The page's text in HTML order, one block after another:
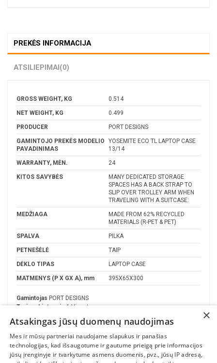
PREKĖS INFORMACIJA
ATSILIEPIMAI(0)
GROSS WEIGHT, KG 0.514
NET WEIGHT, KG 0.499
PRODUCER PORT DESIGNS
GAMINTOJO PREKĖS MODELIO
PAVADINIMAS
YOSEMITE ECO TL LAPTOP CASE
13/14
WARRANTY, MĖN. 24
KITOS SAVYBĖS
MANY DEDICATED STORAGE
SPACES HAS A BACK STRAP TO
SLIP OVER TROLLEY ARM WHEN
TRAVELING WITH A SUITCASE:
MEDŽIAGA
MADE FROM 62% RECYCLED
MATERIALS (R-PET & PET)
SPALVA PILKA
PETNEŠĖLĖ TAIP
DĖKLO TIPAS LAPTOP CASE
MATMENYS (P X GX A), mm 395X65X300
Gamintojas PORT DESIGNS
Turime Lietuvoje 1 Vienetas
×
Atsakingas jūsų duomenų naudojimas
Mes ir mūsų partneriai naudojame slapukus ir panašias
technologijas, kad išsaugotume ir gautume prieigą prie informacijos
jūsų įrenginyje ir tvarkytume asmens duomenis, pvz., jūsų IP adresą,